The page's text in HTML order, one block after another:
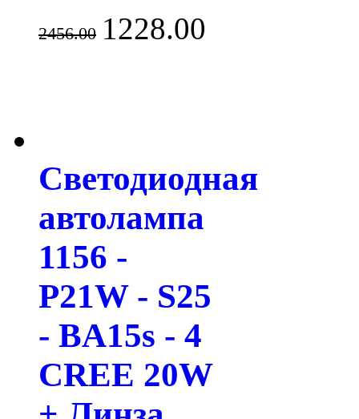
2456.00 1228.00
Светодиодная
автолампа
1156 -
P21W - S25
- BA15s - 4
CREE 20W